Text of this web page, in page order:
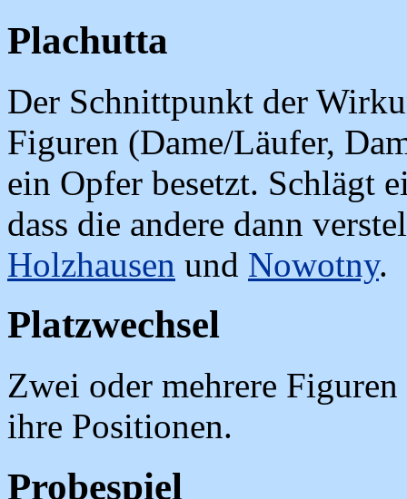
Plachutta
Der Schnittpunkt der
Figuren (Dame/Läufer,
ein Opfer besetzt. Schlägt
dass die andere dann
Holzhausen und Nowotny.
Platzwechsel
Zwei oder mehrere
ihre Positionen.
Probespiel